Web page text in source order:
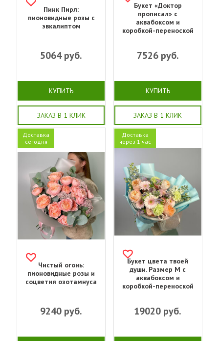
Пинк Пирл:
пионовидные розы с
эвкалиптом
5064руб.
КУПИТЬ
ЗАКАЗ В 1 КЛИК
Букет «‎Доктор
прописал»‎ с
аквабоксом и
коробкой-переноской
7526руб.
КУПИТЬ
ЗАКАЗ В 1 КЛИК
Доставка
сегодня
Чистый огонь:
пионовидные розы и
соцветия озотамнуса
9240 руб.
Доставка
через 1 час
Букет цвета твоей
души. Размер M с
аквабоксом и
коробкой-переноской
19020 руб.